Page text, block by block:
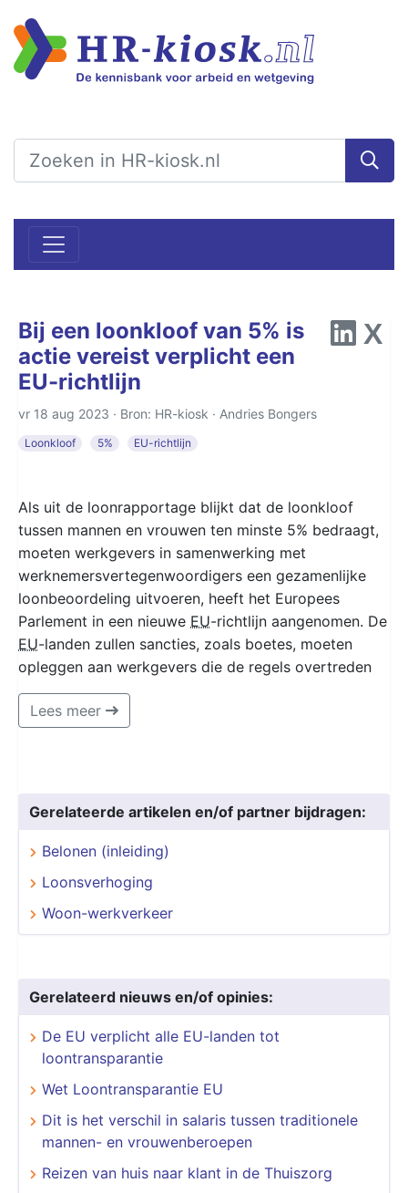
Bij een loonkloof van 5% is
actie vereist verplicht een
EU-richtlijn
vr 18 aug 2023 · Bron: HR-kiosk · Andries Bongers
Loonkloof 5% EU-richtlijn
Als uit de loonrapportage blijkt dat de loonkloof
tussen mannen en vrouwen ten minste 5% bedraagt,
moeten werkgevers in samenwerking met
werknemersvertegenwoordigers een gezamenlijke
loonbeoordeling uitvoeren, heeft het Europees
Parlement in een nieuwe EU-richtlijn aangenomen. De
EU-landen zullen sancties, zoals boetes, moeten
opleggen aan werkgevers die de regels overtreden
Lees meer
Gerelateerde artikelen en/of partner bijdragen:
Belonen (inleiding)
Loonsverhoging
Woon-werkverkeer
Gerelateerd nieuws en/of opinies:
De EU verplicht alle EU-landen tot
loontransparantie
Wet Loontransparantie EU
Dit is het verschil in salaris tussen traditionele
mannen- en vrouwenberoepen
Reizen van huis naar klant in de Thuiszorg